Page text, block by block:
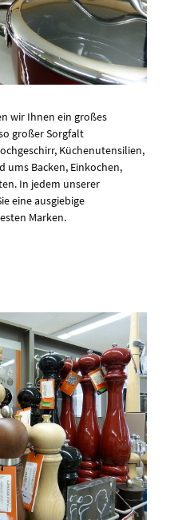
wir Ihnen ein großes
großer Sorgfalt
Küchenutensilien,
ums Backen, Einkochen,
In jedem unserer
eine ausgiebige
Marken.